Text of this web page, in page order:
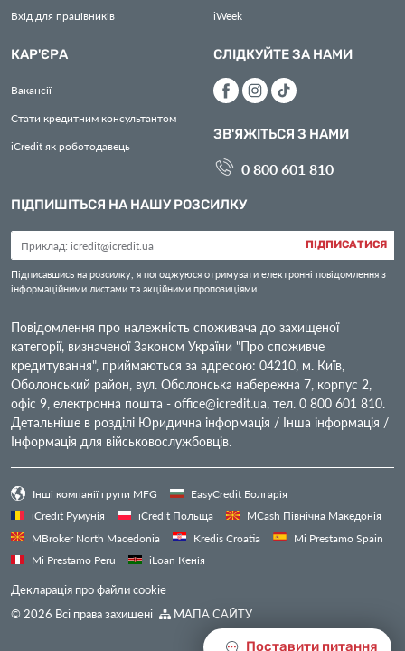
Вхід для працівників
iWeek
КАР'ЄРА
Вакансії
Стати кредитним консультантом
iCredit як роботодавець
СЛІДКУЙТЕ ЗА НАМИ
ЗВ'ЯЖІТЬСЯ З НАМИ
0 800 601 810
ПІДПИШІТЬСЯ НА НАШУ РОЗСИЛКУ
ПІДПИСАТИСЯ
Підписавшись на розсилку, я погоджуюся отримувати електронні повідомлення з
інформаційними листами та акційними пропозиціями.
Повідомлення про належність споживача до захищеної
категорії, визначеної Законом України "Про споживче
кредитування", приймаються за адресою: 04210, м. Київ,
Оболонський район, вул. Оболонська набережна 7, корпус 2,
офіс 9, електронна пошта - office@icredit.ua, тел. 0 800 601 810.
Детальніше в розділі Юридична інформація / Інша інформація /
Інформація для військовослужбовців.
Інші компанії групи MFG
EasyCredit Болгарія
iCredit Румунія
iCredit Польща
MCash Північна Македонія
MBroker North Macedonia
Kredis Croatia
Mi Prestamo Spain
Mi Prestamo Peru
iLoan Кенія
Декларація про файли cookie
© 2026 Всі права захищені
МАПА САЙТУ